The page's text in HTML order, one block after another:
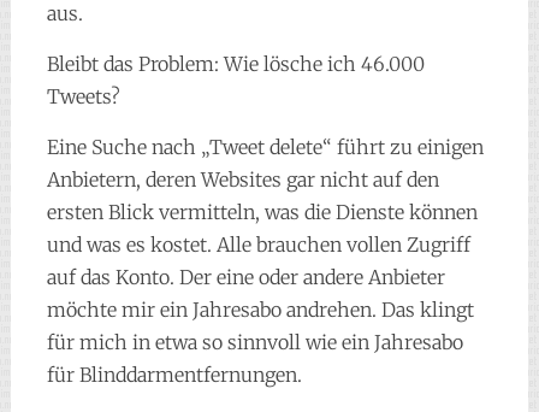
aus.
Bleibt das Problem: Wie lösche ich 46.000
Tweets?
Eine Suche nach „Tweet delete“ führt zu einigen
Anbietern, deren Websites gar nicht auf den
ersten Blick vermitteln, was die Dienste können
und was es kostet. Alle brauchen vollen Zugriff
auf das Konto. Der eine oder andere Anbieter
möchte mir ein Jahresabo andrehen. Das klingt
für mich in etwa so sinnvoll wie ein Jahresabo
für Blinddarmentfernungen.